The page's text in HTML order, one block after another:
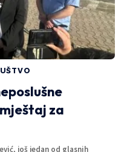
za
još jedan od glasnih